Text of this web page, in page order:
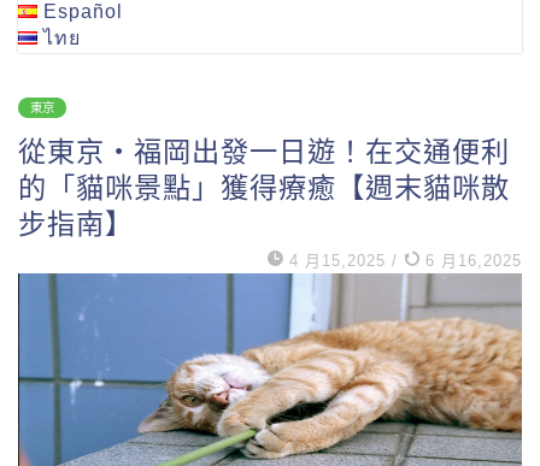
Español
ไทย
東京
從東京・福岡出發一日遊！在交通便利
的「貓咪景點」獲得療癒【週末貓咪散
步指南】
4 月15,2025 / 6 月16,2025